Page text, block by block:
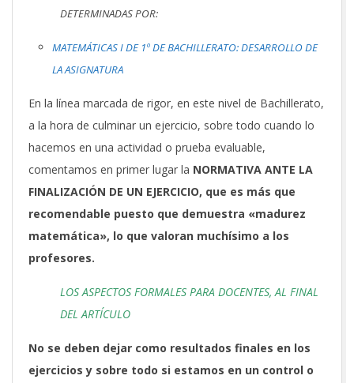
DETERMINADAS POR:
MATEMÁTICAS I DE 1º DE BACHILLERATO: DESARROLLO DE
LA ASIGNATURA
En la línea marcada de rigor, en este nivel de Bachillerato,
a la hora de culminar un ejercicio, sobre todo cuando lo
hacemos en una actividad o prueba evaluable,
comentamos en primer lugar la NORMATIVA ANTE LA
FINALIZACIÓN DE UN EJERCICIO, que es más que
recomendable puesto que demuestra «madurez
matemática», lo que valoran muchísimo a los
profesores.
LOS ASPECTOS FORMALES PARA DOCENTES, AL FINAL
DEL ARTÍCULO
No se deben dejar como resultados finales en los
ejercicios y sobre todo si estamos en un control o